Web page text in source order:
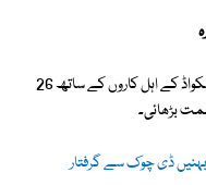
آئی جی اسلام آباد نے رینجرز، پولیس، اینٹی ٹیررازم اسکواڈ کے اہل کاروں کے ساتھ 26
بڑھائی۔
ڈی چوک سے گرفتار